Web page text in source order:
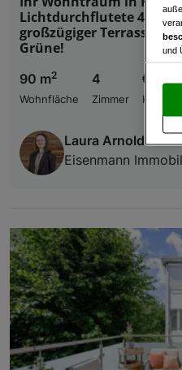
Lichtdurchflutete 4-
großzügiger Terrasse &
Grüne!
90 m2
Wohnfläche
4
Zimmer
€
Laura Arnoldi
Eisenmann
und